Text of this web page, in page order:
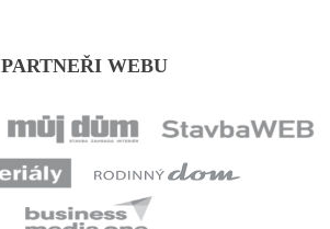
PARTNEŘI WEBU